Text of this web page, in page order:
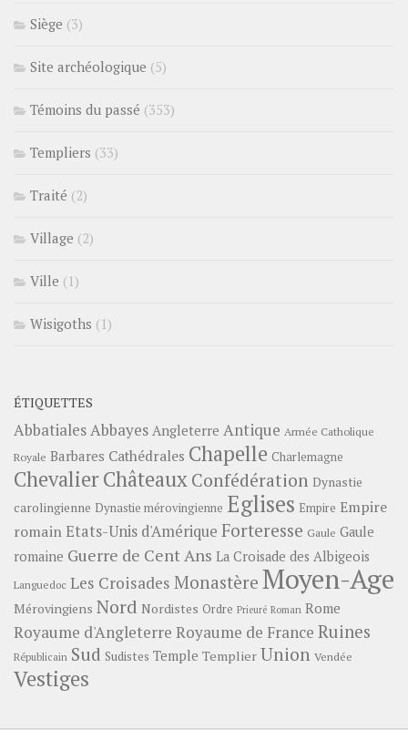
Siège (3)
Site archéologique (5)
Témoins du passé (353)
Templiers (33)
Traité (2)
Village (2)
Ville (1)
Wisigoths (1)
ÉTIQUETTES
Abbatiales Abbayes Angleterre Antique Armée Catholique
Royale Barbares Cathédrales Chapelle Charlemagne
ChevalierChâteauxConfédération Dynastie
carolingienne Dynastie mérovingienne Eglises Empire Empire
romainEtats-Unis d'Amérique Forteresse Gaule Gaule
romaine Guerre de Cent Ans La Croisade des Albigeois
Languedoc Les Croisades Monastère Moyen-Age
Mérovingiens Nord Nordistes Ordre Prieuré Roman Rome
Royaume d'Angleterre Royaume de France Ruines
Républicain Sud Sudistes Temple Templier Union Vendée
Vestiges